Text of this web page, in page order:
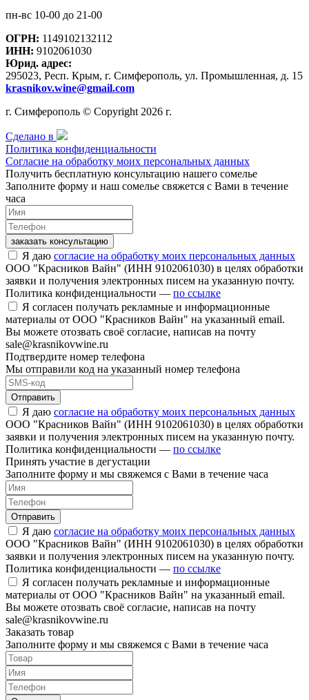
пн-вс 10-00 до 21-00
ОГРН: 1149102132112
ИНН: 9102061030
Юрид. адрес:
295023, Респ. Крым, г. Симферополь, ул. Промышленная, д. 15
krasnikov.wine@gmail.com
г. Симферополь © Copyright 2026 г.
Сделано в
Политика конфиденциальности
Согласие на обработку моих персональных данных
Получить бесплатную консультацию нашего сомелье
Заполните форму и наш сомелье свяжется с Вами в течение
часа
заказать консультацию
Я даю согласие на обработку моих персональных данных
ООО "Красников Вайн" (ИНН 9102061030) в целях обработки
заявки и получения электронных писем на указанную почту.
Политика конфиденциальности — по ссылке
Я согласен получать рекламные и информационные
материалы от ООО "Красников Вайн" на указанный email.
Вы можете отозвать своё согласие, написав на почту
sale@krasnikovwine.ru
Подтвердите номер телефона
Мы отправили код на указанный номер телефона
Отправить
Я даю согласие на обработку моих персональных данных
ООО "Красников Вайн" (ИНН 9102061030) в целях обработки
заявки и получения электронных писем на указанную почту.
Политика конфиденциальности — по ссылке
Принять участие в дегустации
Заполните форму и мы свяжемся с Вами в течение часа
Отправить
Я даю согласие на обработку моих персональных данных
ООО "Красников Вайн" (ИНН 9102061030) в целях обработки
заявки и получения электронных писем на указанную почту.
Политика конфиденциальности — по ссылке
Я согласен получать рекламные и информационные
материалы от ООО "Красников Вайн" на указанный email.
Вы можете отозвать своё согласие, написав на почту
sale@krasnikovwine.ru
Заказать товар
Заполните форму и мы свяжемся с Вами в течение часа